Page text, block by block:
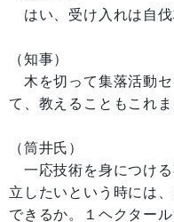
はい、受け入れは自伐
（知事）
木を切って集落活動セ
て、教えることもこれ
（筒井氏）
一応技術を身につける
立したいという時には
できるか。１ヘクター